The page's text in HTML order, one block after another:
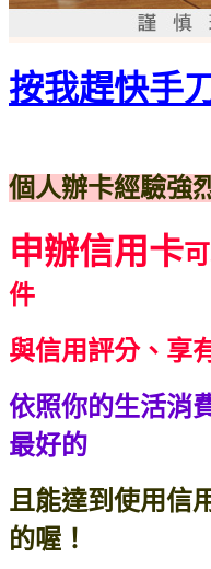
按我趕快手
個人辦卡經驗強
申辦信用卡
件
與信用評分、享
依照你的生活消
最好的
且能達到使用信
的喔！